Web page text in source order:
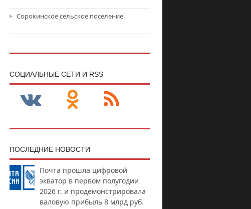
Сорокинское сельское поселение
CОЦИАЛЬНЫЕ СЕТИ И RSS
ПОСЛЕДНИЕ НОВОСТИ
Почта прошла цифровой
экватор в первом полугодии
2026 г. и продемонстрировала
валовую прибыль 8 млрд руб.